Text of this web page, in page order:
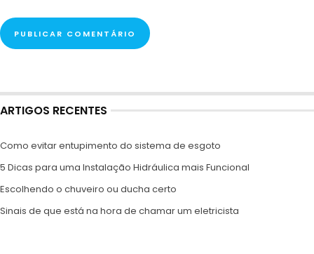
ARTIGOS RECENTES
Como evitar entupimento do sistema de esgoto
5 Dicas para uma Instalação Hidráulica mais Funcional
Escolhendo o chuveiro ou ducha certo
Sinais de que está na hora de chamar um eletricista